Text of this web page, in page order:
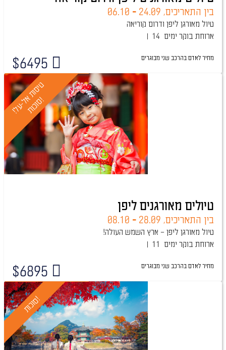
בין התאריכים, -
06.10
טיול מאורגן ליפן ודרום קוריאה
14 ימים ארוחת בוקר
$6495 מחיר לאדם בהרכב שני מבוגרים
ט
י
ס
ו
ת
א
ל
-
ע
ל
!
ס
ו
כ
ו
ת
!
טיולים מאורגנים ליפן
בין התאריכים, -
08.10
טיול מאורגן ליפן – ארץ השמש העולה!
11 ימים ארוחת בוקר
טיול מובטח
$6895 מחיר לאדם בהרכב שני מבוגרים
ס
ו
כ
ו
ת
!
טיול מובטח